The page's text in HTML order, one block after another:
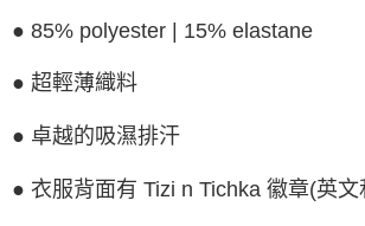
https://aftee.tw/terms/#terms3
「AFTEE先享後付」，若未經同意申辦者引起之損失
任。
時審查核予不同之上限額度；若仍有額度不足之情形
５．嚴禁一人註冊多個帳號或使用他人資訊註冊。若
恩沛科技股份有限公司將有權停止該用戶之使用額度
● 85% polyester | 15% elastane
● 超輕薄織料
● 卓越的吸濕排汗
● 衣服背面有 Tizi n Tichka 徽章(英